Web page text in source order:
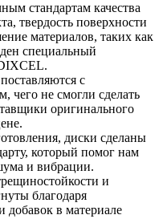
стандартам качества
твердость поверхности
материалов, таких как
специальный
с
чего не смогли сделать
оригинального
диски сделаны
который помог нам
и вибрации.
и
благодаря
добавок в материале